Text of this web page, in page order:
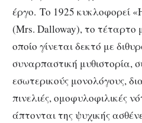
έργο. Το 1925 κυκλοφορεί
(Mrs. Dalloway), το τέταρτο
οποίο γίνεται δεκτό με
συναρπαστική μυθιστορία,
εσωτερικούς μονολόγους,
πινελιές, ομοφυλοφιλικές
άπτονται της ψυχικής